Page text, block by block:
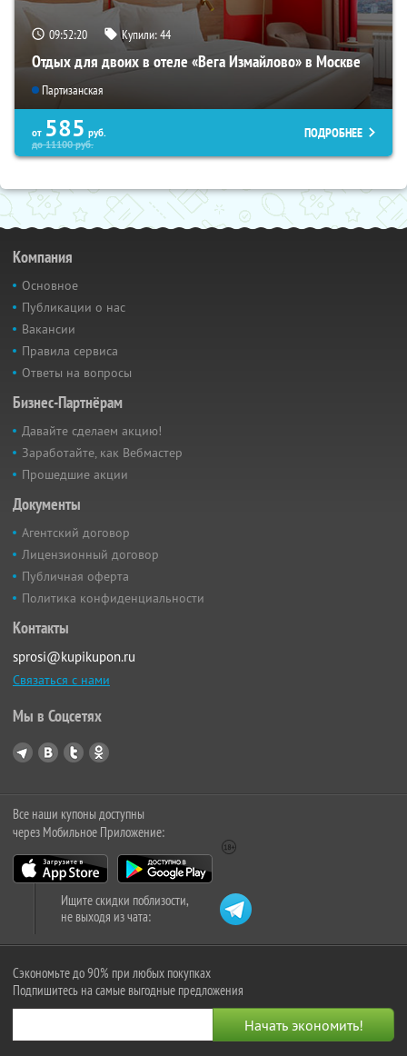
09:52:20 Купили:44
Отдых для двоих в отеле «Вега Измайлово» в Москве
Партизанская
от 585 руб.
до11100руб.
ПОДРОБНЕЕ
Компания
Основное
Публикации о нас
Вакансии
Правила сервиса
Ответы на вопросы
Бизнес-Партнёрам
Давайте сделаем акцию!
Заработайте, как Вебмастер
Прошедшие акции
Документы
Агентский договор
Лицензионный договор
Публичная оферта
Политика конфиденциальности
Контакты
sprosi@kupikupon.ru
Связаться с нами
Мы в Соцсетях
Все наши купоны доступны
через Мобильное Приложение:
Ищите скидки поблизости,
не выходя из чата:
Сэкономьте до 90% при любых покупках
Подпишитесь на самые выгодные предложения